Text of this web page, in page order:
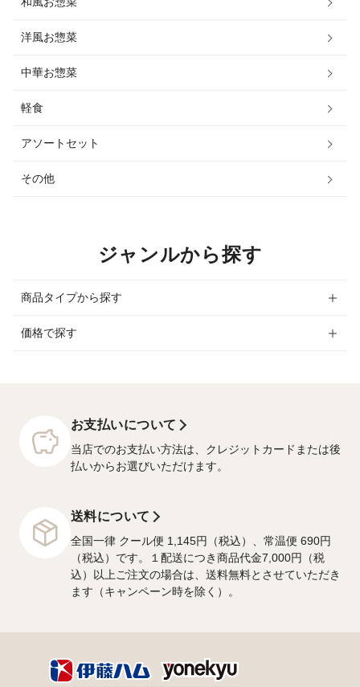
洋風お惣菜
中華お惣菜
軽食
アソートセット
その他
ジャンルから探す
商品タイプから探す
価格で探す
お支払いについて
当店でのお支払い方法は、クレジットカードまたは後
払いからお選びいただけます。
送料について
全国一律 クール便 1,145円（税込）、常温便 690円
（税込）です。１配送につき商品代金7,000円（税
込）以上ご注文の場合は、送料無料とさせていただき
ます（キャンペーン時を除く）。